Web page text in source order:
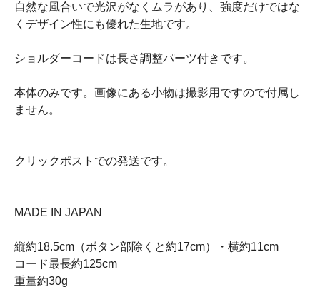
自然な風合いで光沢がなくムラがあり、強度だけではな
くデザイン性にも優れた生地です。
ショルダーコードは長さ調整パーツ付きです。
本体のみです。画像にある小物は撮影用ですので付属し
ません。
クリックポストでの発送です。
MADE IN JAPAN
縦約18.5cm（ボタン部除くと約17cm）・横約11cm
コード最長約125cm
重量約30g